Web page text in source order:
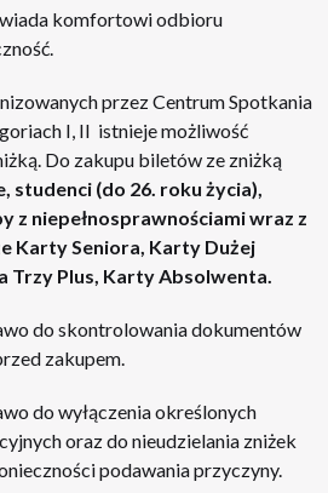
komfortowi odbioru
przez Centrum Spotkania
I, II istnieje możliwość
Do zakupu biletów ze zniżką
studenci (do 26. roku życia),
z niepełnosprawnościami wraz z
Karty Seniora, Karty Dużej
Trzy Plus, Karty Absolwenta.
do skontrolowania dokumentów
zakupem.
do wyłączenia określonych
oraz do nieudzielania zniżek
podawania przyczyny.